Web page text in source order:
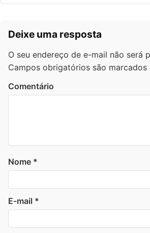
Deixe uma resposta
O seu endereço de e-mail não será
Campos obrigatórios são marcados
Comentário
Nome *
E-mail *